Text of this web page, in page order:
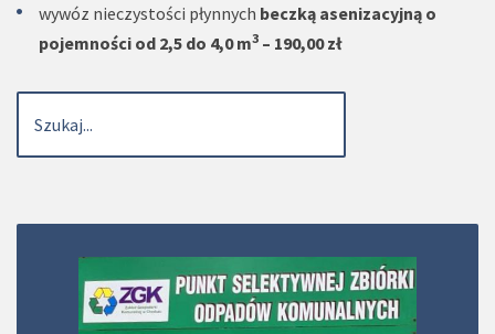
wywóz nieczystości płynnych beczką asenizacyjną o
pojemności od 2,5 do 4,0 m3 – 190,00 zł